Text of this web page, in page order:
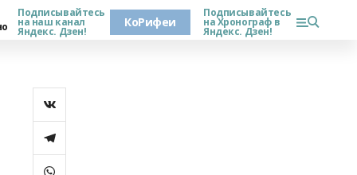
Подписывайтесь
на наш канал
Яндекс. Дзен!
КоРифеи
Подписывайтесь
на Хронограф в
Яндекс. Дзен!